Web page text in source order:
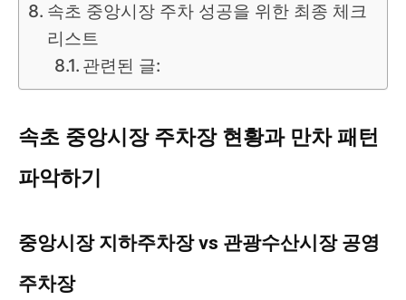
속초 중앙시장 주차 성공을 위한 최종 체크
리스트
관련된 글:
속초 중앙시장 주차장 현황과 만차 패턴
파악하기
중앙시장 지하주차장 vs 관광수산시장 공영
주차장